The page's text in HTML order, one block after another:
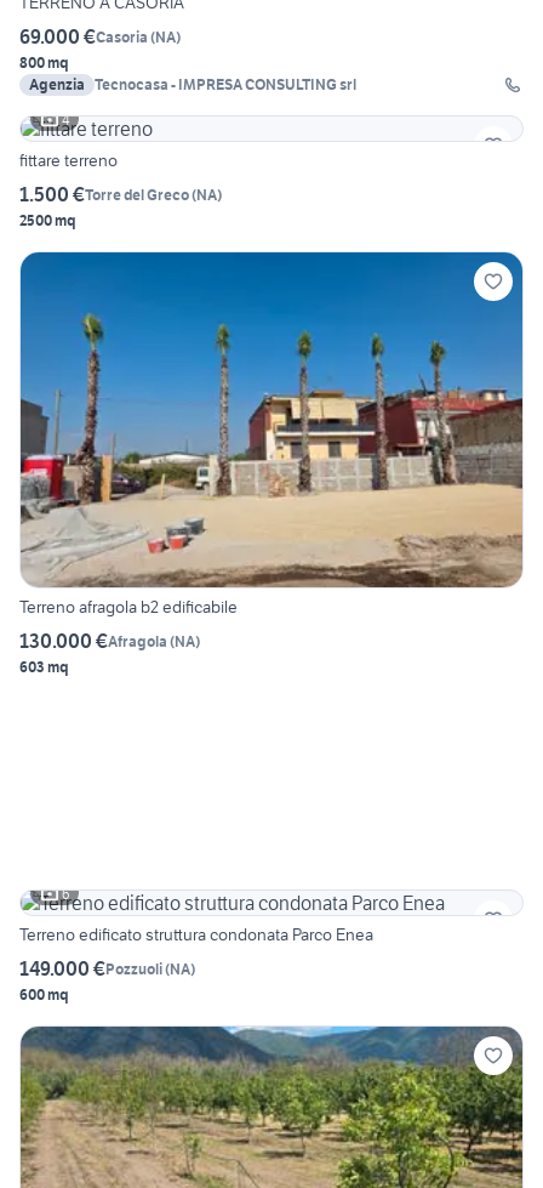
69.000 €Casoria (NA)
800 mq
Agenzia Tecnocasa - IMPRESA CONSULTING srl
4
fittare terreno
1.500 €Torre del Greco(NA)
2500 mq
Terreno afragola b2 edificabile
130.000 €Afragola (NA)
603 mq
6
Terreno edificato struttura condonata Parco Enea
149.000 €Pozzuoli(NA)
600 mq